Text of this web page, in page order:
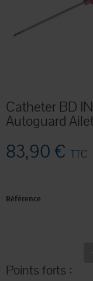
Catheter BD
Autoguard
83,90 € TTC
Référence
Points forts :